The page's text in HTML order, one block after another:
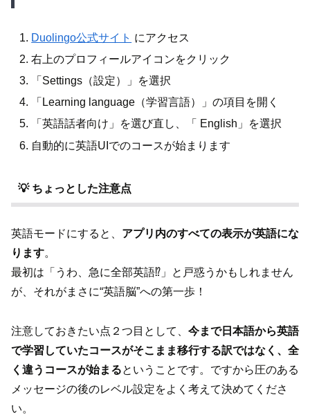
Duolingo公式サイト にアクセス
右上のプロフィールアイコンをクリック
「Settings（設定）」を選択
「Learning language（学習言語）」の項目を開く
「英語話者向け」を選び直し、「 English」を選択
自動的に英語UIでのコースが始まります
💡 ちょっとした注意点
英語モードにすると、 アプリ内のすべての表示が英語にな
ります。
最初は「うわ、急に全部英語⁉」と戸惑うかもしれません
が、それがまさに“英語脳”への第一歩！
注意しておきたい点２つ目として、 今まで日本語から英語
で学習していたコースがそこまま移行する訳ではなく、全
く違うコースが始まるということです。ですから圧のある
メッセージの後のレベル設定をよく考えて決めてくださ
い。